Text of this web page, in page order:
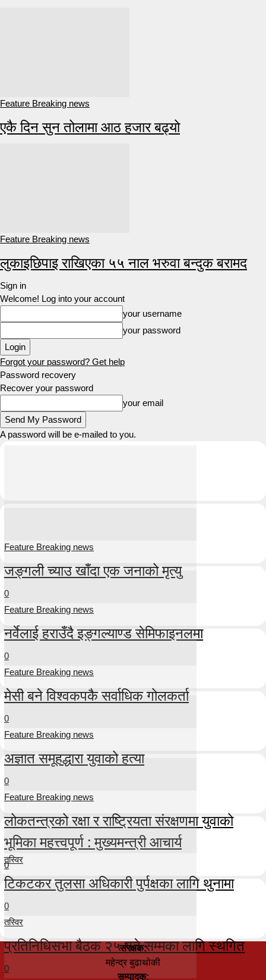
Feature Breaking news
एकै दिन सुन तोलामा आठ हजार बढ्यो
Feature Breaking news
लुकाइछिपाइ राखिएका ५५ नाल भरुवा बन्दुक बरामद
Sign in
Welcome! Log into your account
your username
your password
Forgot your password? Get help
Password recovery
Recover your password
your email
A password will be e-mailed to you.
Feature Breaking news
जङ्गली च्याउ खाँदा एक जनाको मृत्यु
0
Feature Breaking news
नर्वेलाई हराउँदै इङ्गल्याण्ड सेमिफाइनलमा
0
Feature Breaking news
मेसी बने विश्वकपकै सर्वाधिक गोलकर्ता
0
Feature Breaking news
अज्ञात समूहद्धारा युवाको हत्या
0
Feature Breaking news
लोकतन्त्रको रक्षा र राष्ट्रियता संरक्षणमा युवाको
भूमिका महत्त्वपूर्ण : मुख्यमन्त्री आचार्य
0
तस्विर
टिकटकर तुलसा अधिकारी पुर्पक्षका लागि थुनामा
0
तस्विर
प्रतिनिधिसभा बैठक २५ गते सम्मका लागि स्थगित
0
संरक्षक:
महेन्द्र बुढाथोकी
सम्पादक: